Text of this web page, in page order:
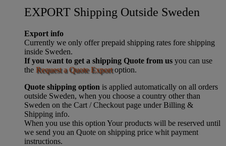
EXPORT Shipping Outside Sweden
Export info
Currently we only offer prepaid shipping rates fore shipping
inside Sweden.
If you want to get a shipping Quote from us you can use
the Request a Quote Exportoption.
Quote shipping option is applied automatically on all orders
outside Sweden, when you choose a country other than
Sweden on the Cart / Checkout page under Billing &
Shipping info.
When you use this option Your products will be reserved until
we send you an Quote on shipping price whit payment
instructions.